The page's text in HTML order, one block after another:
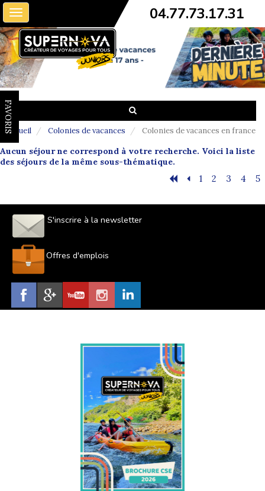
Toggle
navigation
04.77.73.17.31
FAVORIS
Accueil Colonies de vacances Colonies de vacances en france
Aucun séjour ne correspond à votre recherche. Voici la liste
des séjours de la même sous-thématique.
1 2 3 4 5
S'inscrire à la newsletter
Offres d'emplois